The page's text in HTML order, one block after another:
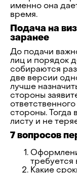
именно она
время.
Подача на
заранее
До подачи
лиц и порядок
собираются
две версии
лучше
стороны
стороны. Тогда
листу и не
7 вопросов
требуется
Какие